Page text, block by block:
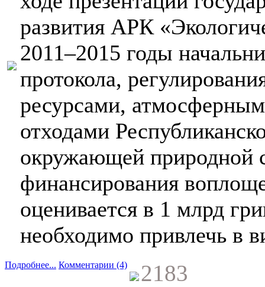
развития АРК
2011–2015 годы
протокола,
ресурсами,
отходами
окружающей природной
финансирования
оценивается в 1 млрд
необходимо привлечь в
Подробнее... Комментарии (4) 2183